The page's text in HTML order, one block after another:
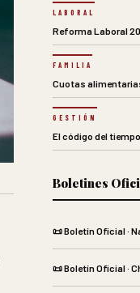
LABORAL
Reforma Laboral
FAMILIA
Cuotas
GESTIÓN
El código del
Boletines
📜 Boletín Oficial ·
📜 Boletín Oficial ·